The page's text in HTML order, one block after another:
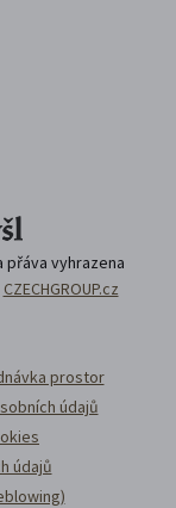
přáva vyhrazena
CZECHGROUP.cz
prostor
údajů
údajů